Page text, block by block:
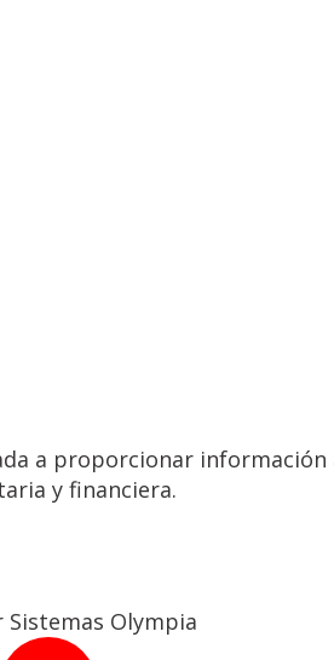
a proporcionar información
y financiera.
Sistemas Olympia